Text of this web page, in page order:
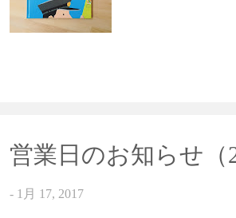
営業日のお知らせ（
- 1月 17, 2017